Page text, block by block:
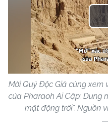
Mời Quý Độc Giả cùng xem
của Pharaoh Ai Cập: Dung
mật động trời”. Nguồn